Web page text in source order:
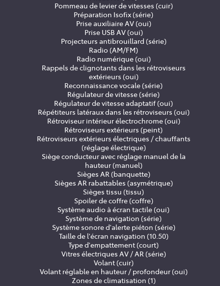
Pommeau de levier de vitesses (cuir)
Préparation Isofix (série)
Prise auxiliaire AV (oui)
Prise USB AV (oui)
Projecteurs antibrouillard (série)
Radio (AM/FM)
Radio numérique (oui)
Rappels de clignotants dans les rétroviseurs
extérieurs (oui)
Reconnaissance vocale (série)
Régulateur de vitesse (série)
Régulateur de vitesse adaptatif (oui)
Répétiteurs latéraux dans les rétroviseurs (oui)
Rétroviseur intérieur électrochrome (oui)
Rétroviseurs extérieurs (peint)
Rétroviseurs extérieurs électriques / chauffants
(réglage électrique)
Siège conducteur avec réglage manuel de la
hauteur (manuel)
Sièges AR (banquette)
Sièges AR rabattables (asymétrique)
Sièges tissu (tissu)
Spoiler de coffre (coffre)
Système audio à écran tactile (oui)
Système de navigation (série)
Système sonore d'alerte piéton (série)
Taille de l'écran navigation (10.50)
Type d'empattement (court)
Vitres électriques AV / AR (série)
Volant (cuir)
Volant réglable en hauteur / profondeur (oui)
Zones de climatisation (1)